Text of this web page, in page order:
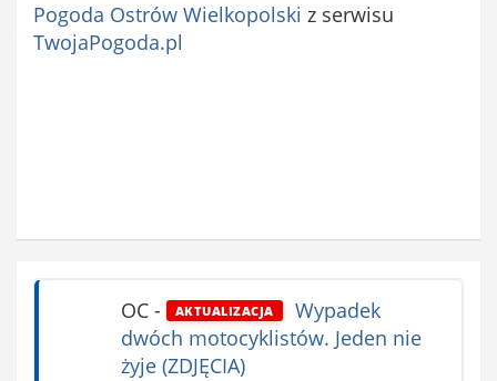
Pogoda Ostrów Wielkopolski z serwisu
TwojaPogoda.pl
OC- AKTUALIZACJA
Wypadek
dwóch motocyklistów. Jeden nie
żyje (ZDJĘCIA)